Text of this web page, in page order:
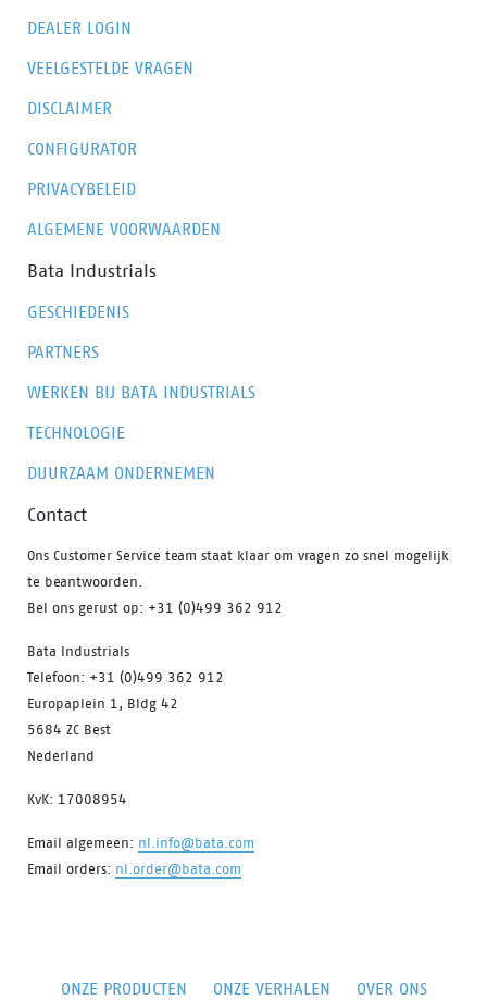
DEALER LOGIN
VEELGESTELDE VRAGEN
DISCLAIMER
CONFIGURATOR
PRIVACYBELEID
ALGEMENE VOORWAARDEN
Bata Industrials
GESCHIEDENIS
PARTNERS
WERKEN BIJ BATA INDUSTRIALS
TECHNOLOGIE
DUURZAAM ONDERNEMEN
Contact
Ons Customer Service team staat klaar om vragen zo snel mogelijk
te beantwoorden.
Bel ons gerust op: +31 (0)499 362 912
Bata Industrials
Telefoon: +31 (0)499 362 912
Europaplein 1, Bldg 42
5684 ZC Best
Nederland
KvK: 17008954
Email algemeen: nl.info@bata.com
Email orders: nl.order@bata.com
ONZE PRODUCTEN ONZE VERHALEN
OVER ONS